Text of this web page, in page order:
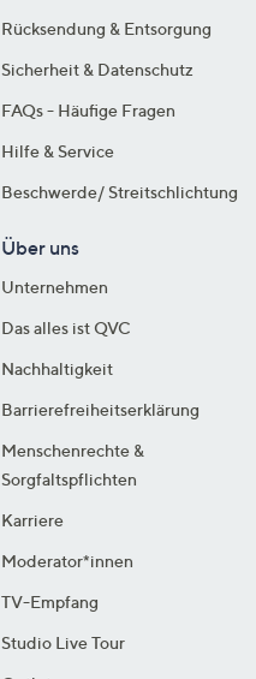
Rücksendung & Entsorgung
Sicherheit & Datenschutz
FAQs - Häufige Fragen
Hilfe & Service
Beschwerde/ Streitschlichtung
Über uns
Unternehmen
Das alles ist QVC
Nachhaltigkeit
Barrierefreiheitserklärung
Menschenrechte &
Sorgfaltspflichten
Karriere
Moderator*innen
TV-Empfang
Studio Live Tour